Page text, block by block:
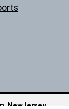
New Jersey